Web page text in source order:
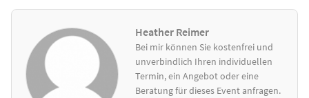
Heather Reimer
Bei mir können Sie kostenfrei und
unverbindlich Ihren individuellen
Termin, ein Angebot oder eine
Beratung für dieses Event anfragen.